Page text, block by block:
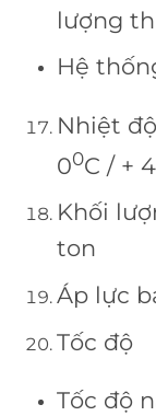
lượng
Hệ
Nhiệt
00C / +
Khối
ton
Áp lực
Tốc độ
Tốc